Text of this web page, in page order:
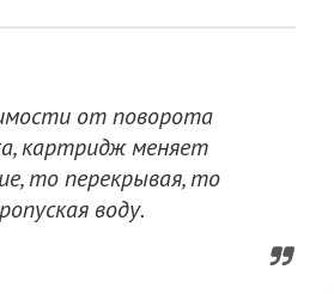
от поворота
картридж меняет
то перекрывая, то
воду.